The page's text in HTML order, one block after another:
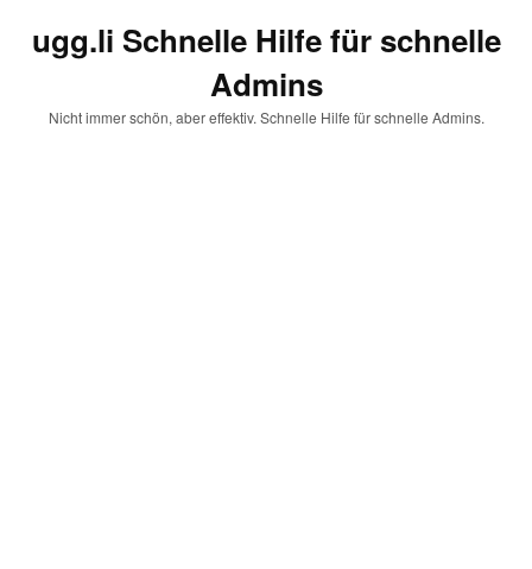
ugg.li Schnelle Hilfe für schnelle
Admins
Nicht immer schön, aber effektiv. Schnelle Hilfe für schnelle Admins.